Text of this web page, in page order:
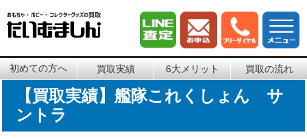
初めての方へ 買取実績 6大メリット 買取の流れ
【買取実績】艦隊これくしょん サ
ントラ